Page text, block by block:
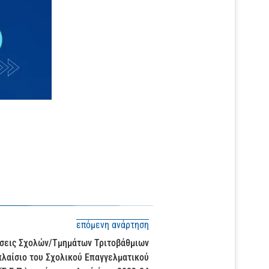
επόμενη ανάρτηση
Σχολών/Τμημάτων Τριτοβάθμιων
του Σχολικού Επαγγελματικού